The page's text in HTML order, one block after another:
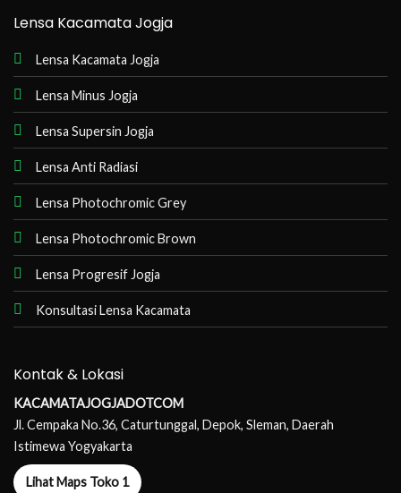
Lensa Kacamata Jogja
Lensa Kacamata Jogja
Lensa Minus Jogja
Lensa Supersin Jogja
Lensa Anti Radiasi
Lensa Photochromic Grey
Lensa Photochromic Brown
Lensa Progresif Jogja
Konsultasi Lensa Kacamata
Kontak & Lokasi
KACAMATAJOGJADOTCOM
Jl. Cempaka No.36, Caturtunggal, Depok, Sleman, Daerah
Istimewa Yogyakarta
Lihat Maps Toko 1